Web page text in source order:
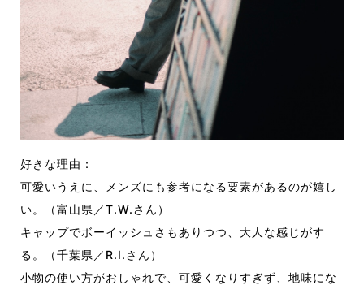
好きな理由：
可愛いうえに、メンズにも参考になる要素があるのが嬉し
い。（富山県／T.W.さん）
キャップでボーイッシュさもありつつ、大人な感じがす
る。（千葉県／R.I.さん）
小物の使い方がおしゃれで、可愛くなりすぎず、地味にな